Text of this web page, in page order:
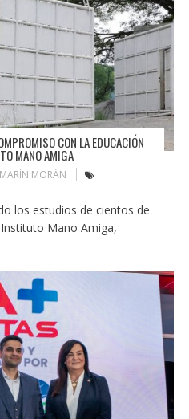
CON LA EDUCACIÓN
MANO AMIGA
MORÁN
los estudios de cientos de
Mano Amiga,